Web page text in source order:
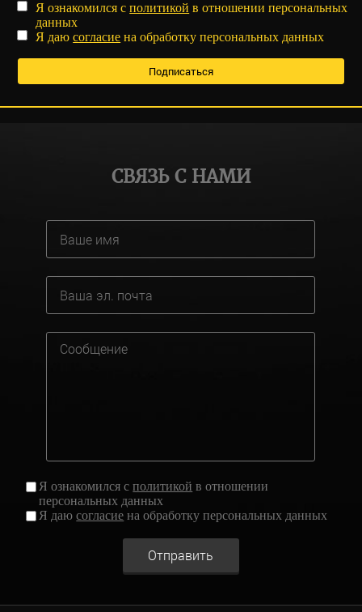
Я ознакомился сполитикой в отношении персональных
данных
Я даюсогласие на обработку персональных данных
СВЯЗЬ С НАМИ
Я ознакомился сполитикой в отношении
персональных данных
Я даюсогласие на обработку персональных данных
Отправить